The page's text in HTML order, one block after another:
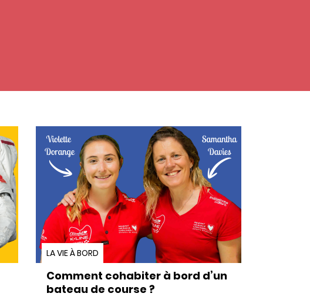
LA VIE À BORD
Comment cohabiter à bord d’un
bateau de course ?